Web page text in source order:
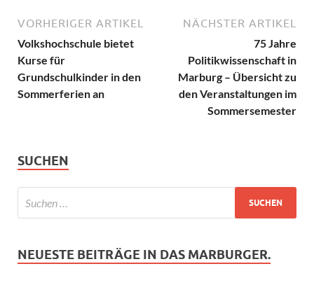
VORHERIGER ARTIKEL
Volkshochschule bietet
Kurse für
Grundschulkinder in den
Sommerferien an
NÄCHSTER ARTIKEL
75 Jahre
Politikwissenschaft in
Marburg – Übersicht zu
den Veranstaltungen im
Sommersemester
SUCHEN
NEUESTE BEITRÄGE IN DAS MARBURGER.